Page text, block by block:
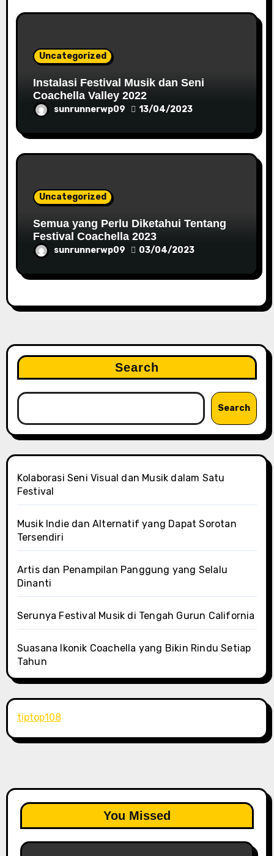
Uncategorized
Instalasi Festival Musik dan Seni
Coachella Valley 2022
sunrunnerwp09 13/04/2023
Uncategorized
Semua yang Perlu Diketahui Tentang
Festival Coachella 2023
sunrunnerwp09 03/04/2023
Search
Search
Kolaborasi Seni Visual dan Musik dalam Satu
Festival
Musik Indie dan Alternatif yang Dapat Sorotan
Tersendiri
Artis dan Penampilan Panggung yang Selalu
Dinanti
Serunya Festival Musik di Tengah Gurun California
Suasana Ikonik Coachella yang Bikin Rindu Setiap
Tahun
tiptop108
You Missed